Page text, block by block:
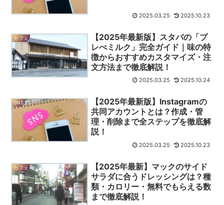
2025.03.25 2025.10.23
カフェ
【2025年最新版】スタバの「ブ
レべミルク」完全ガイド｜味の特
徴からおすすめカスタマイズ・注
文方法まで徹底解説！
2025.03.25 2025.10.24
SNS
【2025年最新版】Instagramの
共同アカウントとは？作成・管
理・削除まで全ステップを徹底解
説！
2025.03.25 2025.10.23
カフェ
【2025年最新】マックのサイド
サラダに合うドレッシングは？種
類・カロリー・無料でもらえる数
まで徹底解説！